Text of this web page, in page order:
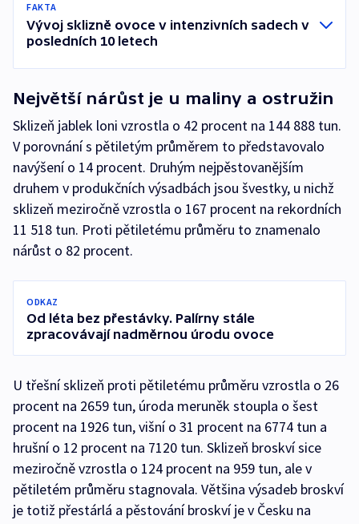
FAKTA
Vývoj sklizně ovoce v intenzivních sadech v
posledních 10 letech
Největší nárůst je u maliny a ostružin
Sklizeň jablek loni vzrostla o 42 procent na 144 888 tun.
V porovnání s pětiletým průměrem to představovalo
navýšení o 14 procent. Druhým nejpěstovanějším
druhem v produkčních výsadbách jsou švestky, u nichž
sklizeň meziročně vzrostla o 167 procent na rekordních
11 518 tun. Proti pětiletému průměru to znamenalo
nárůst o 82 procent.
ODKAZ
Od léta bez přestávky. Palírny stále
zpracovávají nadměrnou úrodu ovoce
U třešní sklizeň proti pětiletému průměru vzrostla o 26
procent na 2659 tun, úroda meruněk stoupla o šest
procent na 1926 tun, višní o 31 procent na 6774 tun a
hrušní o 12 procent na 7120 tun. Sklizeň broskví sice
meziročně vzrostla o 124 procent na 959 tun, ale v
pětiletém průměru stagnovala. Většina výsadeb broskví
je totiž přestárlá a pěstování broskví je v Česku na